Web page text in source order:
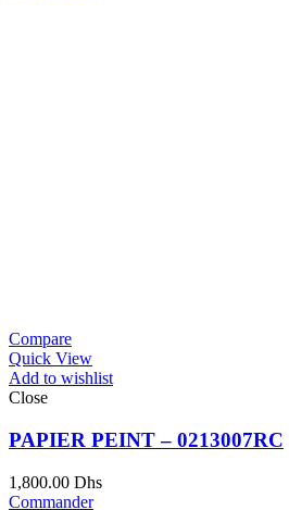
Compare
Quick View
Add to wishlist
Close
PAPIER PEINT – 0213007RC
1,800.00 Dhs
Commander